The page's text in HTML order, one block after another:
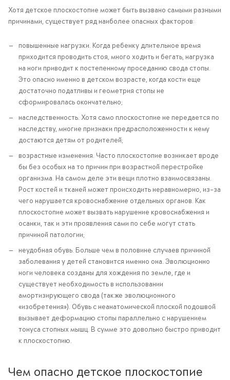
Хотя детское плоскостопие может быть вызвано самыми разными
причинами, существует ряд наиболее опасных факторов:
повышенные нагрузки. Когда ребенку длительное время
приходится проводить стоя, много ходить и бегать, нагрузка
на ноги приводит к постепенному проседанию свода стопы.
Это опасно именно в детском возрасте, когда кости еще
достаточно податливы и геометрия стопы не
сформировалась окончательно;
наследственность. Хотя само плоскостопие не передается по
наследству, многие признаки предрасположенности к нему
достаются детям от родителей;
возрастные изменения. Часто плоскостопие возникает вроде
бы без особых на то причин при возрастной перестройке
организма. На самом деле эти вещи плотно взаимосвязаны.
Рост костей и тканей может происходить неравномерно, из-за
чего нарушается кровоснабжение отдельных органов. Как
плоскостопие может вызвать нарушение кровоснабжения и
осанки, так и эти проявления сами по себе могут стать
причиной патологии;
неудобная обувь. Больше чем в половине случаев причиной
заболевания у детей становится именно она. Эволюционно
ноги человека созданы для хождения по земле, где и
существует необходимость в использовании
амортизирующего свода (также эволюционного
«изобретения»). Обувь с неанатомической плоской подошвой
вызывает деформацию стопы параллельно с нарушением
тонуса стопных мышц. В сумме это довольно быстро приводит
к плоскостопию.
Чем опасно детское плоскостопие